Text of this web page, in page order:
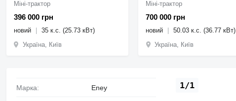
396 000 грн
Міні-трактор
новий
35 к.с. (25.73 кВт)
Україна, Київ
700 000 грн
Міні-трактор
новий
50.03 к.с. (36.77 кВт)
Україна, Київ
1/1
Марка: Eney